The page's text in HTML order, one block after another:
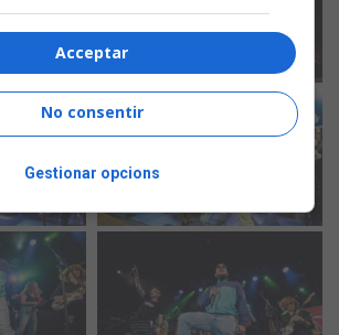
Acceptar
No consentir
Gestionar opcions